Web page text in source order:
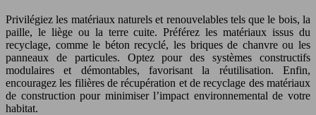
Privilégiez les matériaux naturels et renouvelables tels que le bois, la
paille, le liège ou la terre cuite. Préférez les matériaux issus du
recyclage, comme le béton recyclé, les briques de chanvre ou les
panneaux de particules. Optez pour des systèmes constructifs
modulaires et démontables, favorisant la réutilisation. Enfin,
encouragez les filières de récupération et de recyclage des matériaux
de construction pour minimiser l’impact environnemental de votre
habitat.